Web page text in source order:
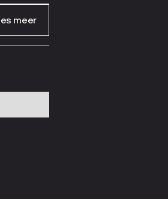
meer